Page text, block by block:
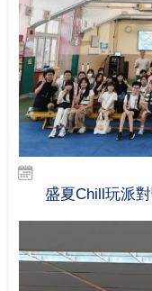
盛夏Chill玩派